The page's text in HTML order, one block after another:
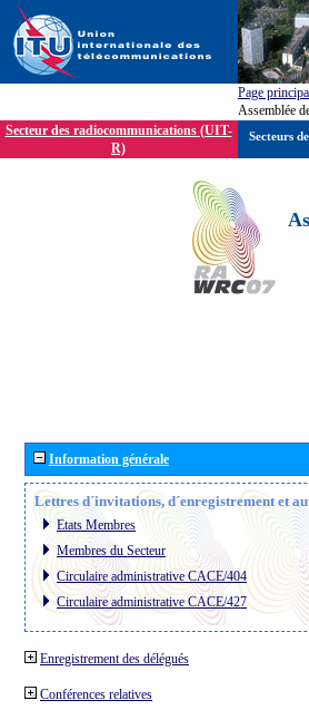
Page
Assemblée
Secteur des radiocommunications (UIT-
R)
Information générale
Lettres d´invitations, d´enregistrement et
Etats Membres
Membres du Secteur
Circulaire administrative CACE/404
Circulaire administrative CACE/427
Enregistrement des délégués
Conférences relatives
Secteurs